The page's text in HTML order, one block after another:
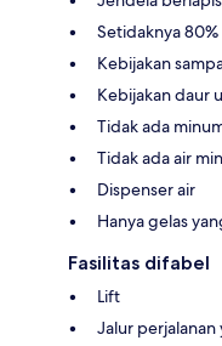
Setidaknya
Kebijakan
Kebijakan daur
Tidak ada
Tidak ada air
Dispenser air
Hanya gelas
Fasilitas difabel
Lift
Jalur